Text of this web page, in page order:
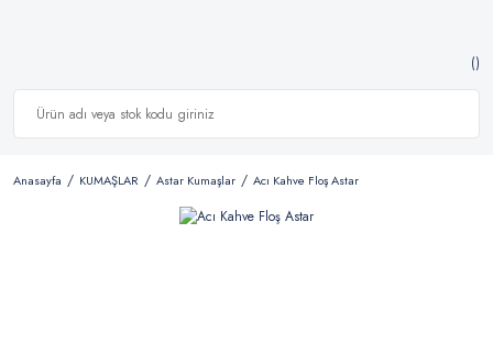
Anasayfa KUMAŞLAR Astar Kumaşlar Acı Kahve Floş Astar